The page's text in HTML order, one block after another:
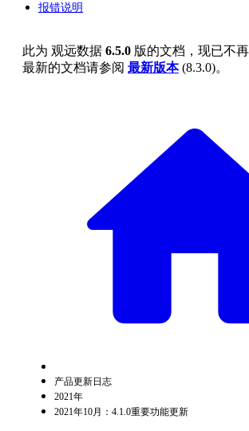
报错说明
此为 观远数据 6.5.0 版的文档，现已不再
最新的文档请参阅 最新版本(8.3.0)。
产品更新日志
2021年
2021年10月：4.1.0重要功能更新